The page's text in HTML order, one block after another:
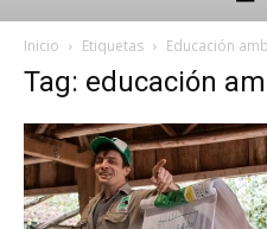
Inicio Etiquetas Educación
Tag: educación